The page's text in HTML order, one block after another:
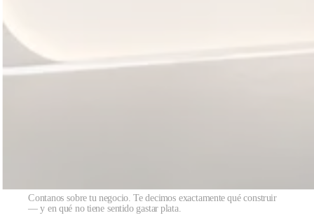
Contanos sobre tu negocio. Te decimos exactamente qué construir
— y en qué no tiene sentido gastar plata.